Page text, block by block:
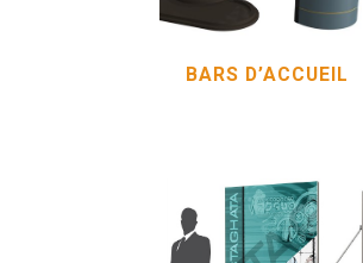
BARS D’ACCUEIL